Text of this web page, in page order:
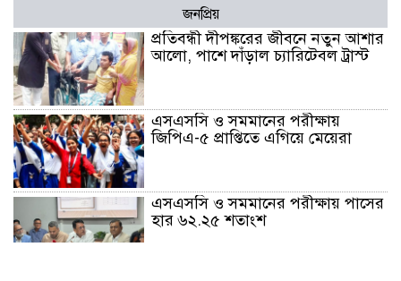
জনপ্রিয়
প্রতিবন্ধী দীপঙ্করের জীবনে নতুন আশার
আলো, পাশে দাঁড়াল চ্যারিটেবল ট্রাস্ট
এসএসসি ও সমমানের পরীক্ষায়
জিপিএ-৫ প্রাপ্তিতে এগিয়ে মেয়েরা
এসএসসি ও সমমানের পরীক্ষায় পাসের
হার ৬২.২৫ শতাংশ